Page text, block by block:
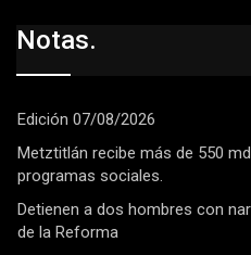
Notas.
Edición 07/08/2026
Metztitlán recibe más de 550
programas sociales.
Detienen a dos hombres con
de la Reforma